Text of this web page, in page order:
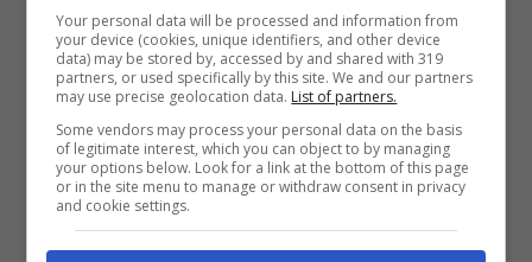
Your personal data will be processed and information from
your device (cookies, unique identifiers, and other device
data) may be stored by, accessed by and shared with 319
partners, or used specifically by this site. We and our partners
may use precise geolocation data. List of partners.
Some vendors may process your personal data on the basis
of legitimate interest, which you can object to by managing
your options below. Look for a link at the bottom of this page
or in the site menu to manage or withdraw consent in privacy
and cookie settings.